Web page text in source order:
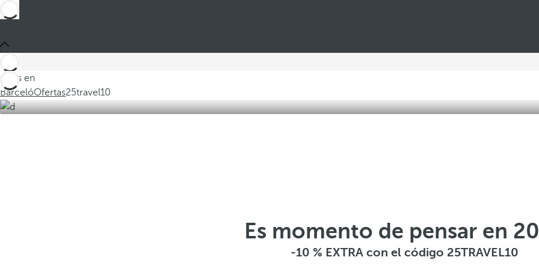
Estás en
BarcelóOfertas25travel10
Es momento de pensar en
-10 % EXTRA con el código 25TRAVEL10